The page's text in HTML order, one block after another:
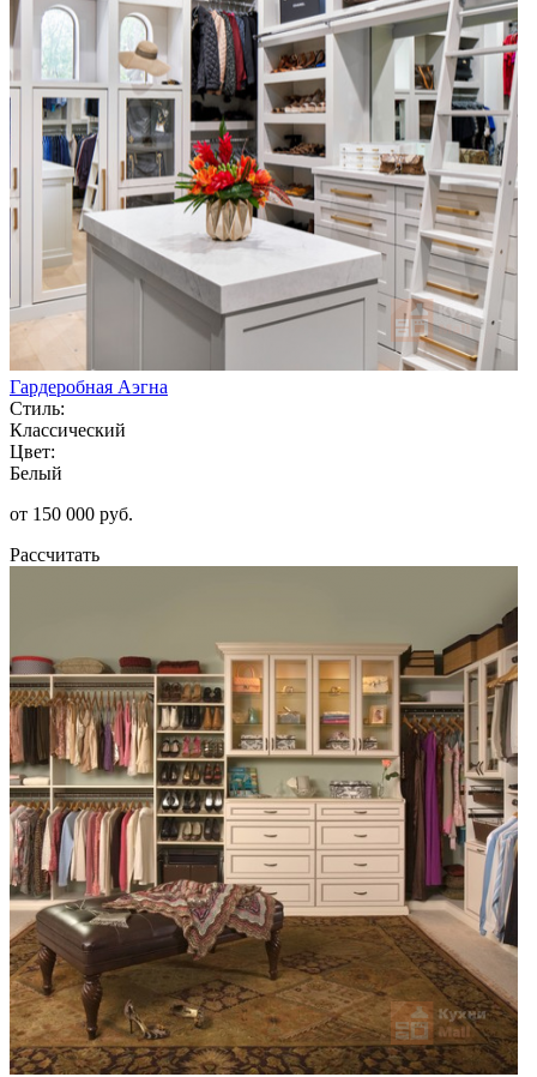
Гардеробная Аэгна
Стиль:
Классический
Цвет:
Белый
от 150 000 руб.
Рассчитать